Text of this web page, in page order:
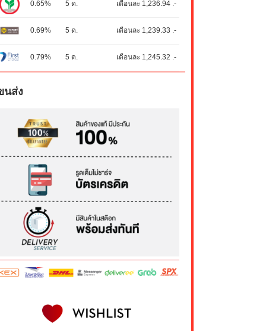
0.65% 5 ด. เดือนละ 1,236.94 .-
0.69% 5 ด. เดือนละ 1,239.33 .-
0.79% 5 ด. เดือนละ 1,245.32 .-
นส่ง